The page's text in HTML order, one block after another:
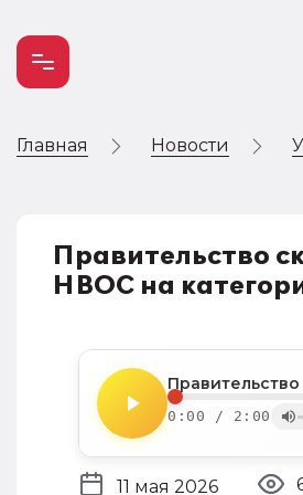
Главная Новости
Правительство
НВОС на
0:00 / 2:00
11 мая 2026
Учет и